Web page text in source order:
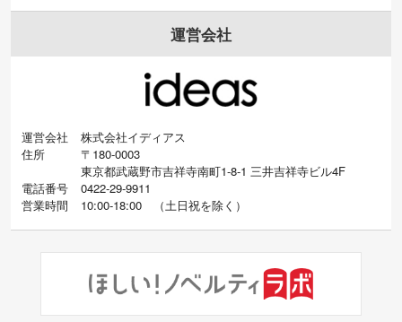
運営会社
運営会社
株式会社イディアス
住所
〒180-0003
東京都武蔵野市吉祥寺南町1-8-1 三井吉祥寺ビル4F
電話番号
0422-29-9911
営業時間
10:00-18:00 （土日祝を除く）